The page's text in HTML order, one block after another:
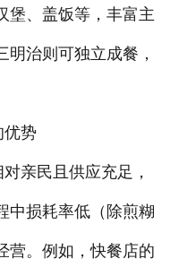
堡、盖饭等，丰富主
治则可独立成餐，
势
亲民且供应充足，
中损耗率低（除煎糊
营。例如，快餐店的